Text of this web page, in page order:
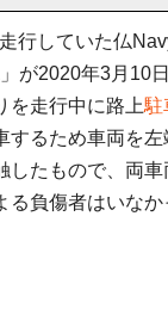
行していた仏
が2020年3月10
を走行中に路上駐
するため車両を
したもので、両
負傷者はいなか